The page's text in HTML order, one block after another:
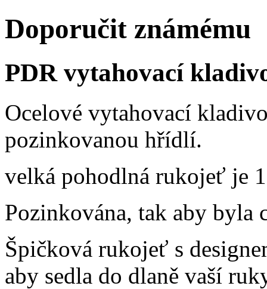
Doporučit známému
PDR vytahovací
Ocelové vytahovací
pozinkovanou hřídlí.
velká pohodlná rukojeť je
Pozinkována, tak aby byla
Špičková rukojeť s
aby sedla do dlaně vaší